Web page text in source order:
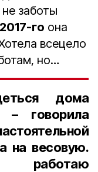
заботы
го она
всецело
но…
дома
– говорила
на весовую.